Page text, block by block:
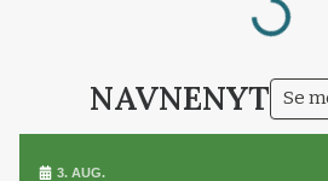
Loading...
NAVNENYT Se
3. AUG.